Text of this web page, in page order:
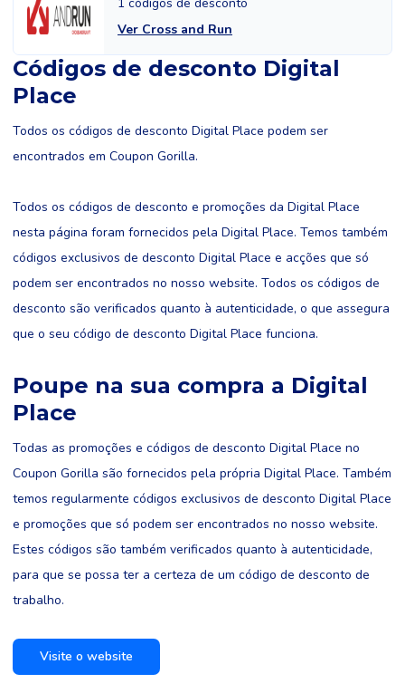
Ver Cross and Run
Códigos de desconto Digital
Place
Todos os códigos de desconto Digital Place podem ser
encontrados em Coupon Gorilla.
Todos os códigos de desconto e promoções da Digital Place
nesta página foram fornecidos pela Digital Place. Temos também
códigos exclusivos de desconto Digital Place e acções que só
podem ser encontrados no nosso website. Todos os códigos de
desconto são verificados quanto à autenticidade, o que assegura
que o seu código de desconto Digital Place funciona.
Poupe na sua compra a Digital
Place
Todas as promoções e códigos de desconto Digital Place no
Coupon Gorilla são fornecidos pela própria Digital Place. Também
temos regularmente códigos exclusivos de desconto Digital Place
e promoções que só podem ser encontrados no nosso website.
Estes códigos são também verificados quanto à autenticidade,
para que se possa ter a certeza de um código de desconto de
trabalho.
Visite o website